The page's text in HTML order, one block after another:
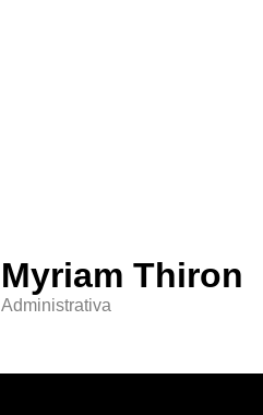
Myriam Thiron
Administrativa